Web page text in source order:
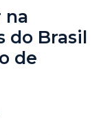
na
do Brasil
de